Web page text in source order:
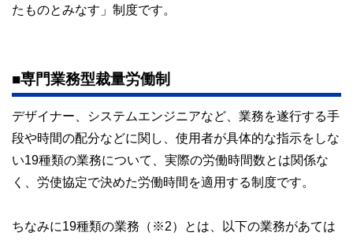
たものとみなす」制度です。
■専門業務型裁量労働制
デザイナー、システムエンジニアなど、業務を遂行する手
段や時間の配分などに関し、使用者が具体的な指示をしな
い19種類の業務について、実際の労働時間数とは関係な
く、労使協定で決めた労働時間を適用する制度です。
ちなみに19種類の業務（※2）とは、以下の業務があては